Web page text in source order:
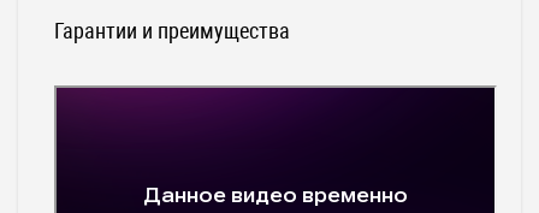
Гарантии и преимущества